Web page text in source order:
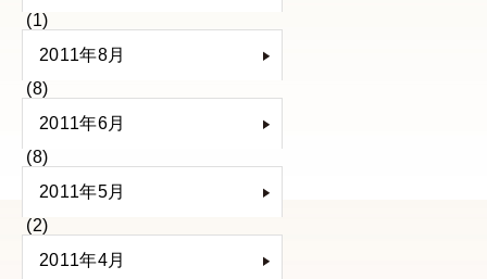
(1)
2011年8月
(8)
2011年6月
(8)
2011年5月
(2)
2011年4月